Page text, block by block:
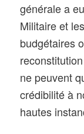
générale a
Militaire et
budgétaires
ne peuvent
crédibilité à
hautes